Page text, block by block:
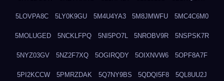
5LOVPA8C 5LY0K9GU 5M4U4YA3 5M8JMWFU 5MC4C6M0
5MOLUGED 5NCKLFPQ 5NI5PO7L 5NROBV9R 5NSPSK7R
5NYZ03GV 5NZ2F7XQ 5OGIRQDY 5OIXNVW6 5OPF8A7F
5PI2KCCW 5PMRZDAK 5Q7NY9BS 5QDQI5F8 5QL8UU2J